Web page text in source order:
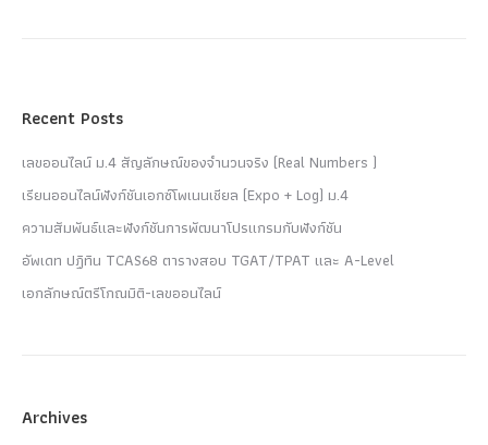
Recent Posts
เลขออนไลน์ ม.4 สัญลักษณ์ของจำนวนจริง (Real Numbers )
เรียนออนไลน์ฟังก์ชันเอกซ์โพเนนเชียล (Expo + Log) ม.4
ความสัมพันธ์และฟังก์ชันการพัฒนาโปรแกรมกับฟังก์ชัน
อัพเดท ปฏิทิน TCAS68 ตารางสอบ TGAT/TPAT และ A-Level
เอกลักษณ์ตรีโกณมิติ-เลขออนไลน์
Archives